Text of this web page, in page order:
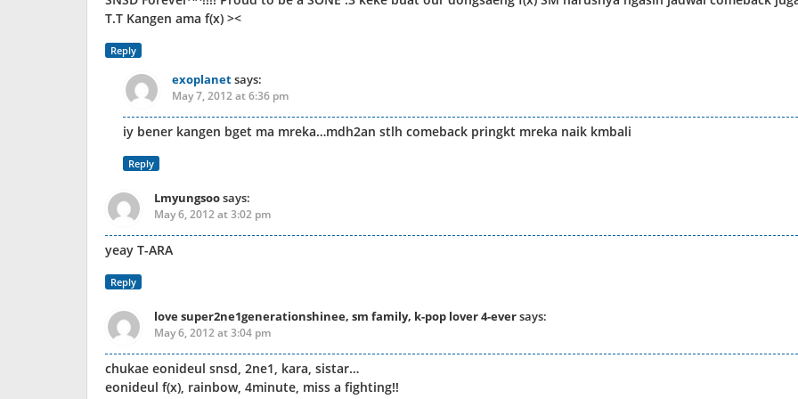
T.T Kangen ama f(x) ><
Reply
exoplanetsays:
May 7, 2012 at 6:36 pm
iy bener kangen bget ma mreka…mdh2an stlh comeback pringkt mreka naik kmbali
Reply
Lmyungsoosays:
May 6, 2012 at 3:02 pm
yeay T-ARA
Reply
love super2ne1generationshinee, sm family, k-pop lover 4-eversays:
May 6, 2012 at 3:04 pm
chukae eonideul snsd, 2ne1, kara, sistar…
eonideul f(x), rainbow, 4minute, miss a fighting!!